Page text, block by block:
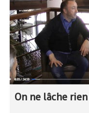
On ne lâche rien